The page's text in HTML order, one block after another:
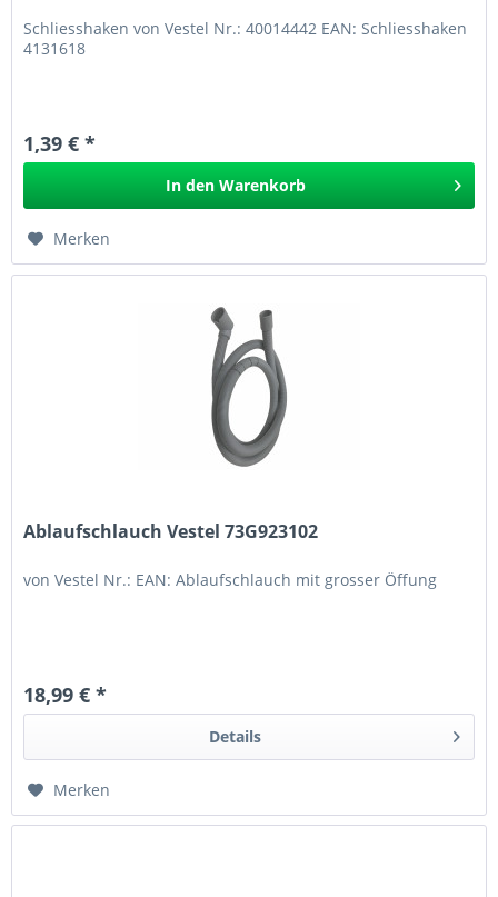
Schliesshaken von Vestel Nr.: 40014442 EAN: Schliesshaken
4131618
1,39 € *
In den Warenkorb
Merken
Ablaufschlauch Vestel 73G923102
von Vestel Nr.: EAN: Ablaufschlauch mit grosser Öffung
18,99 € *
Details
Merken